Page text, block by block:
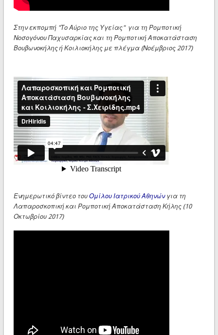
Στην εκπομπή "Το Αύριο της Υγείας" για τη Ρομποτική
Νοσογόνου Παχυσαρκίας και τη Ρομποτική Αποκατάσταση
Βουβωνοκήλης ή Κοιλιοκήλης με πλέγμα (Νοέμβριος 2017)
Ενημερωτικό βίντεο τουΟμίλου Ιατρικού Αθηνώνγια τη
Λαπαροσκοπική και Ρομποτική Αποκατάσταση Κήλης (10
Οκτωβρίου 2017)